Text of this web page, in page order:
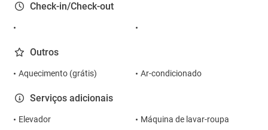
Check-in/Check-out
Outros
Aquecimento (grátis) Ar-condicionado
Serviços adicionais
Elevador
Máquina de lavar-roupa